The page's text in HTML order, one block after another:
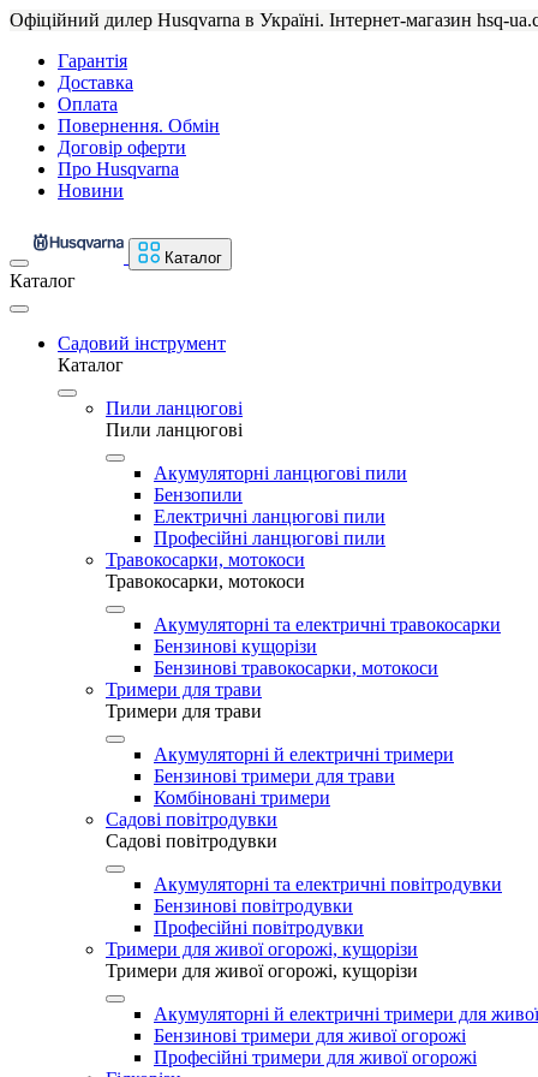
Офіційний дилер Husqvarna в Україні. Інтернет-магазин hsq-
Гарантія
Доставка
Оплата
Повернення. Обмін
Договір оферти
Про Husqvarna
Новини
Каталог
Каталог
Садовий інструмент
Каталог
Пили ланцюгові
Пили ланцюгові
Акумуляторні ланцюгові пили
Бензопили
Електричні ланцюгові пили
Професійні ланцюгові пили
Травокосарки, мотокоси
Травокосарки, мотокоси
Акумуляторні та електричні травокосарки
Бензинові кущорізи
Бензинові травокосарки, мотокоси
Тримери для трави
Тримери для трави
Акумуляторні й електричні тримери
Бензинові тримери для трави
Комбіновані тримери
Садові повітродувки
Садові повітродувки
Акумуляторні та електричні повітродувки
Бензинові повітродувки
Професійні повітродувки
Тримери для живої огорожі, кущорізи
Тримери для живої огорожі, кущорізи
Акумуляторні й електричні тримери для
Бензинові тримери для живої огорожі
Професійні тримери для живої огорожі